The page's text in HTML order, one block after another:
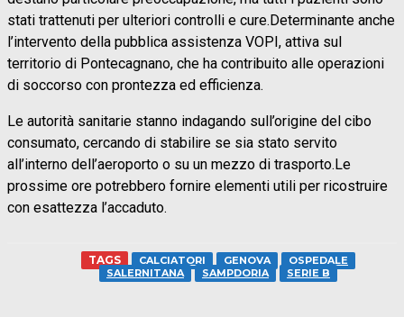
stati trattenuti per ulteriori controlli e cure.Determinante anche
l’intervento della pubblica assistenza VOPI, attiva sul
territorio di Pontecagnano, che ha contribuito alle operazioni
di soccorso con prontezza ed efficienza.
Le autorità sanitarie stanno indagando sull’origine del cibo
consumato, cercando di stabilire se sia stato servito
all’interno dell’aeroporto o su un mezzo di trasporto.Le
prossime ore potrebbero fornire elementi utili per ricostruire
con esattezza l’accaduto.
TAGS CALCIATORI GENOVA
OSPEDALE
SALERNITANA
SAMPDORIA SERIE B